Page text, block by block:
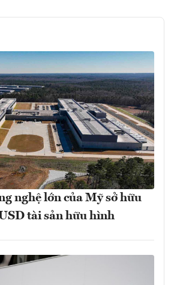
nghệ lớn của Mỹ sở hữu
tài sản hữu hình